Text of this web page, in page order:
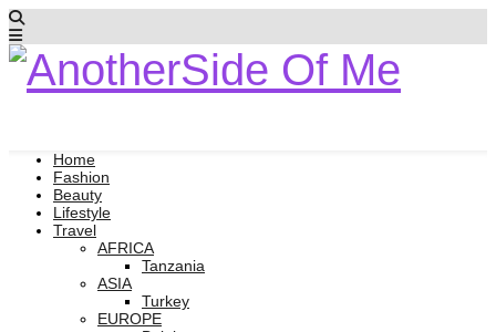
Home
Fashion
Beauty
Lifestyle
Travel
AFRICA
Tanzania
ASIA
Turkey
EUROPE